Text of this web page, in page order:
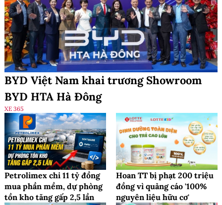
BYD Việt Nam khai trương Showroom
BYD HTA Hà Đông
XE 365
Petrolimex chi 11 tỷ đồng
mua phần mềm, dự phòng
tồn kho tăng gấp 2,5 lần
Hoan TT bị phạt 200 triệu
đồng vì quảng cáo '100%
nguyên liệu hữu cơ'